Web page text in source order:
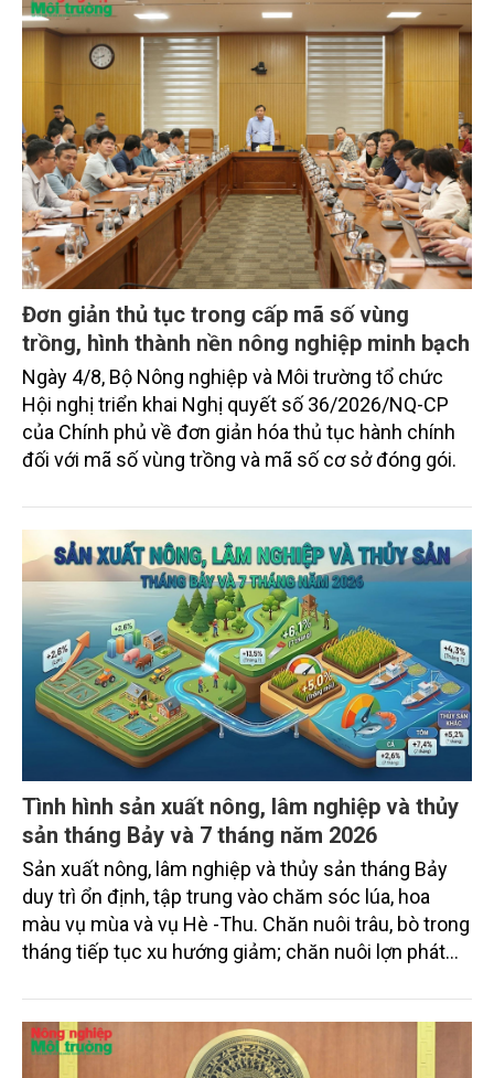
Đơn giản thủ tục trong cấp mã số vùng
trồng, hình thành nền nông nghiệp minh bạch
Ngày 4/8, Bộ Nông nghiệp và Môi trường tổ chức
Hội nghị triển khai Nghị quyết số 36/2026/NQ-CP
của Chính phủ về đơn giản hóa thủ tục hành chính
đối với mã số vùng trồng và mã số cơ sở đóng gói.
Tình hình sản xuất nông, lâm nghiệp và thủy
sản tháng Bảy và 7 tháng năm 2026
Sản xuất nông, lâm nghiệp và thủy sản tháng Bảy
duy trì ổn định, tập trung vào chăm sóc lúa, hoa
màu vụ mùa và vụ Hè -Thu. Chăn nuôi trâu, bò trong
tháng tiếp tục xu hướng giảm; chăn nuôi lợn phát
trưởng khá. Diện tích rừng trồng mới và sản lượng
thủy sản đều tăng nhẹ.